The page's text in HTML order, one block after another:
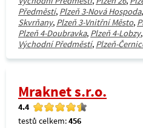
Předměstí, Plzeň 3-Nová Hospoda,
Skvrňany, Plzeň 3-Vnitřní Město,
Plzeň 4-Doubravka, Plzeň 4-Lobzy,
Východní Předměstí, Plzeň-
Mraknet s.r.o.
4.4
testů celkem:456